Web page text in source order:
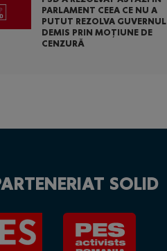
PARLAMENT CEEA CE NU A
PUTUT REZOLVA GUVERNUL
DEMIS PRIN MOȚIUNE DE
CENZURĂ
SOLID